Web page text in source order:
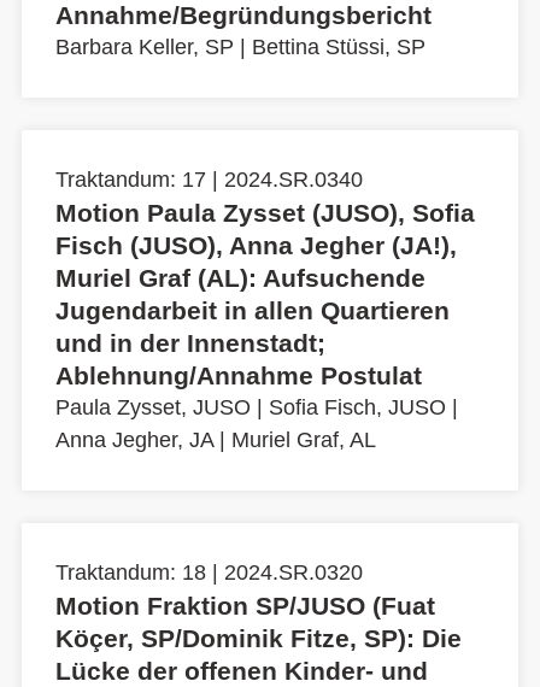
Annahme/Begründungsbericht
Barbara Keller, SP Bettina Stüssi, SP
Traktandum: 17 | 2024.SR.0340
Motion Paula Zysset (JUSO), Sofia
Fisch (JUSO), Anna Jegher (JA!),
Muriel Graf (AL): Aufsuchende
Jugendarbeit in allen Quartieren
und in der Innenstadt;
Ablehnung/Annahme Postulat
Paula Zysset, JUSO Sofia Fisch, JUSO
Anna Jegher, JA| Muriel Graf, AL
Traktandum: 18 | 2024.SR.0320
Motion Fraktion SP/JUSO (Fuat
Köçer, SP/Dominik Fitze, SP): Die
Lücke der offenen Kinder- und